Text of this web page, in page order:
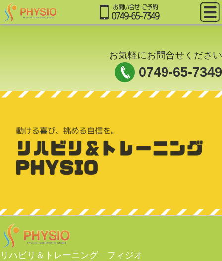
お気軽にお問合せください
0749-65-7349
リハビリ＆トレーニング フィジオ